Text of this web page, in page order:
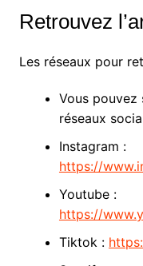
Retrouvez
Les réseaux pour
Vous pouvez
réseaux
Instagram :
https://
Youtube :
https://
Tiktok :